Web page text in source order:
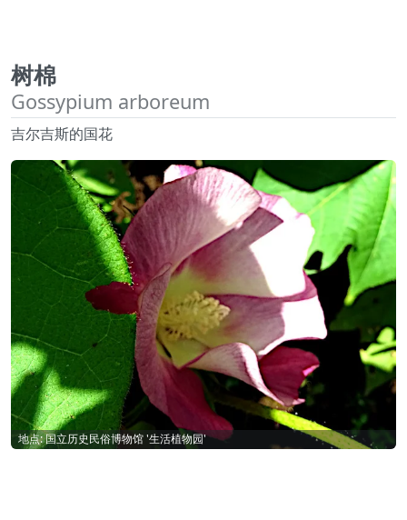
树棉
Gossypium arboreum
吉尔吉斯的国花
地点: 国立历史民俗博物馆 '生活植物园'